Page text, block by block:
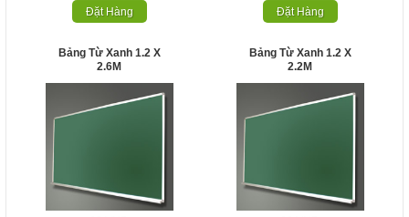
Đặt Hàng
Đặt Hàng
Bảng Từ Xanh 1.2 X
2.6M
Bảng Từ Xanh 1.2 X
2.2M